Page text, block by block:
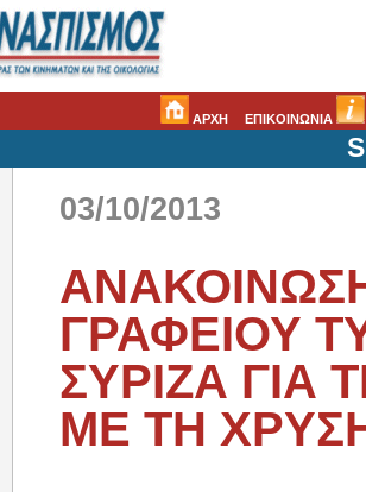
ΑΡΧΗ ΕΠΙΚΟΙΝΩΝΙΑ
03/10/2013
ΓΡΑΦΕΙΟΥ
ΣΥΡΙΖΑ ΓΙΑ
ΜΕ ΤΗ